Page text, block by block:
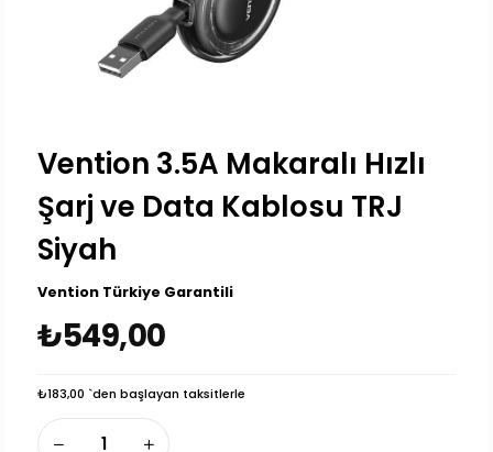
Vention 3.5A Makaralı Hızlı
Şarj ve Data Kablosu TRJ
Siyah
Vention Türkiye Garantili
₺549,00
₺183,00 `den başlayan taksitlerle